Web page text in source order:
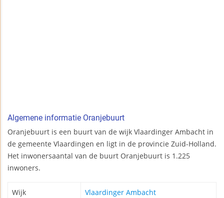
Algemene informatie Oranjebuurt
Oranjebuurt is een buurt van de wijk Vlaardinger Ambacht in
de gemeente Vlaardingen en ligt in de provincie Zuid-Holland.
Het inwonersaantal van de buurt Oranjebuurt is 1.225
inwoners.
Wijk Vlaardinger Ambacht